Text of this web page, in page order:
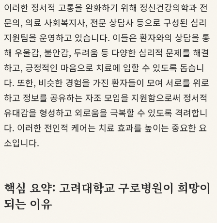
이러한 정서적 고통을 완화하기 위해 정신건강의학과 전
문의, 의료 사회복지사, 전문 상담사 등으로 구성된 심리
지원팀을 운영하고 있습니다. 이들은 환자와의 상담을 통
해 우울감, 불안감, 두려움 등 다양한 심리적 문제를 해결
하고, 긍정적인 마음으로 치료에 임할 수 있도록 돕습니
다. 또한, 비슷한 경험을 가진 환자들이 모여 서로를 위로
하고 정보를 공유하는 자조 모임을 지원함으로써 정서적
유대감을 형성하고 외로움을 극복할 수 있도록 격려합니
다. 이러한 전인적 케어는 치료 효과를 높이는 중요한 요
소입니다.
핵심 요약: 고려대학교 구로병원이 희망이
되는 이유